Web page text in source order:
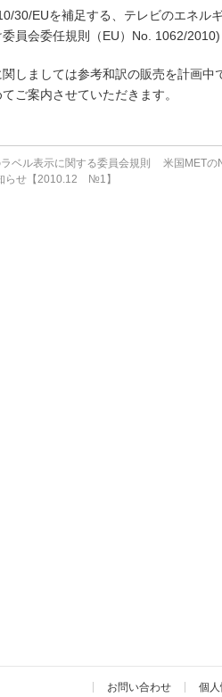
30/EUを補足する、テレビのエネル
員会委任規則（EU）No. 1062/2010)
しましては参考和訳の販売を計画中
ご案内させていただきます。
ベル表示に関する委員会規則
らせ【2010.12 №1】
米国MET
お問い合わせ 個